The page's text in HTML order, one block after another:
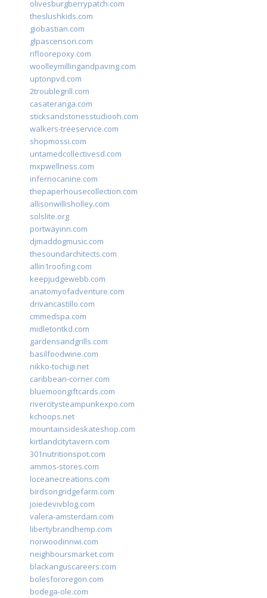
olivesburgberrypatch.com
theslushkids.com
giobastian.com
glpascensori.com
rifloorepoxy.com
woolleymillingandpaving.com
uptonpvd.com
2troublegrill.com
casateranga.com
sticksandstonesstudiooh.com
walkers-treeservice.com
shopmossi.com
untamedcollectivesd.com
mxpwellness.com
infernocanine.com
thepaperhousecollection.com
allisonwillisholley.com
solslite.org
portwayinn.com
djmaddogmusic.com
thesoundarchitects.com
allin1roofing.com
keepjudgewebb.com
anatomyofadventure.com
drivancastillo.com
cmmedspa.com
midletontkd.com
gardensandgrills.com
basilfoodwine.com
nikko-tochigi.net
caribbean-corner.com
bluemoongiftcards.com
rivercitysteampunkexpo.com
kchoops.net
mountainsideskateshop.com
kirtlandcitytavern.com
301nutritionspot.com
ammos-stores.com
loceanecreations.com
birdsongridgefarm.com
joiedevivblog.com
valera-amsterdam.com
libertybrandhemp.com
norwoodinnwi.com
neighboursmarket.com
blackanguscareers.com
bolesfororegon.com
bodega-ole.com